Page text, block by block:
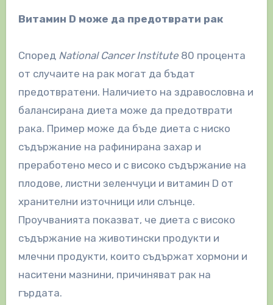
Витамин D може да предотврати рак
Според National Cancer Institute80 процента
от случаите на рак могат да бъдат
предотвратени. Наличието на здравословна и
балансирана диета може да предотврати
рака. Пример може да бъде диета с ниско
съдържание на рафинирана захар и
преработено месо и с високо съдържание на
плодове, листни зеленчуци и витамин D от
хранителни източници или слънце.
Проучванията показват, че диета с високо
съдържание на животински продукти и
млечни продукти, които съдържат хормони и
наситени мазнини, причиняват рак на
гърдата.